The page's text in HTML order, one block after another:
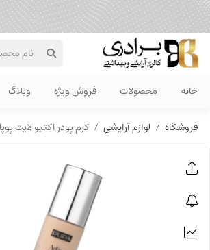
خانه
محصولات فروش ویژه وبلاگ
فروشگاه لوازم آرایشی کرم پودر اکتیو لایت پوپا